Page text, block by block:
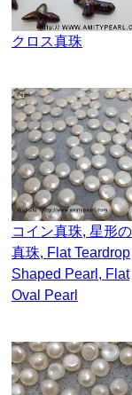
クロス真珠
コイン真珠, 星形の
真珠, Flat Teardrop
Shaped Pearl, Flat
Oval Pearl